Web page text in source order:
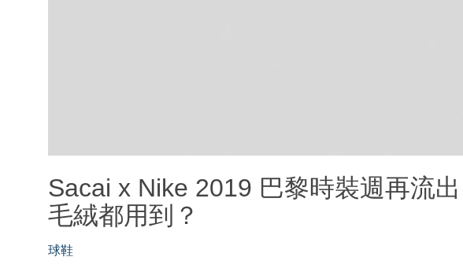
Sacai x Nike 2019 巴黎時裝週再流
毛絨都用到？
球鞋